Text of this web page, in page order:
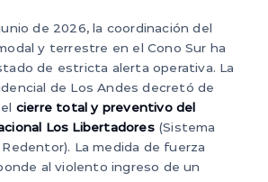
de 2026, la coordinación del
y terrestre en el Cono Sur ha
de estricta alerta operativa. La
de Los Andes decretó de
cierre total y preventivo del
Los Libertadores(Sistema
La medida de fuerza
al violento ingreso de un